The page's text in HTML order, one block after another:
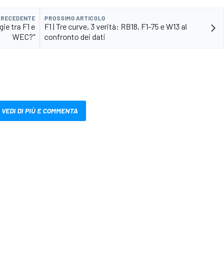
tra F1 e
WEC?"
PROSSIMO ARTICOLO
F1 | Tre curve, 3 verità: RB18, F1-75 e W13 al
confronto dei dati
VEDI DI PIÙ E COMMENTA